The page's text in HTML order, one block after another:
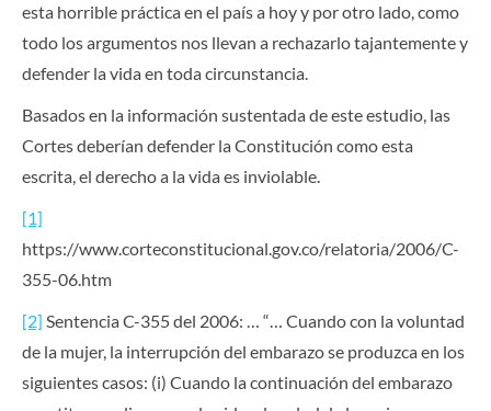
esta horrible práctica en el país a hoy y por otro lado, como
todo los argumentos nos llevan a rechazarlo tajantemente y
defender la vida en toda circunstancia.
Basados en la información sustentada de este estudio, las
Cortes deberían defender la Constitución como esta
escrita, el derecho a la vida es inviolable.
[1]
https://www.corteconstitucional.gov.co/relatoria/2006/C-
355-06.htm
[2] Sentencia C-355 del 2006: … “… Cuando con la voluntad
de la mujer, la interrupción del embarazo se produzca en los
siguientes casos: (i) Cuando la continuación del embarazo